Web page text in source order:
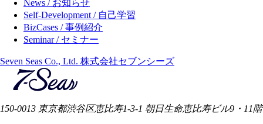
News / お知らせ
Self-Development / 自己学習
BizCases / 事例紹介
Seminar / セミナー
Seven Seas Co., Ltd. 株式会社セブンシーズ
150-0013 東京都渋谷区恵比寿1-3-1 朝日生命恵比寿ビル9・11階